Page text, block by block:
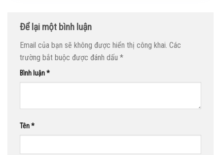
Để lại một bình luận
Email của bạn sẽ không được hiển thị công khai. Các
trường bắt buộc được đánh dấu *
Bình luận*
Tên*